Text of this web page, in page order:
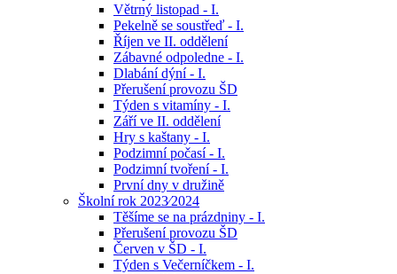
Větrný listopad - I.
Pekelně se soustřeď - I.
Říjen ve II. oddělení
Zábavné odpoledne - I.
Dlabání dýní - I.
Přerušení provozu ŠD
Týden s vitamíny - I.
Září ve II. oddělení
Hry s kaštany - I.
Podzimní počasí - I.
Podzimní tvoření - I.
První dny v družině
Školní rok 2023⁄2024
Těšíme se na prázdniny - I.
Přerušení provozu ŠD
Červen v ŠD - I.
Týden s Večerníčkem - I.